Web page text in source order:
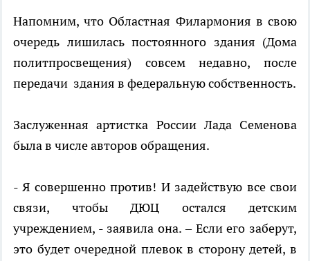
Напомним, что Областная Филармония в свою
очередь лишилась постоянного здания (Дома
политпросвещения) совсем недавно, после
передачи здания в федеральную собственность.
Заслуженная артистка России Лада Семенова
была в числе авторов обращения.
- Я совершенно против! И задействую все свои
связи, чтобы ДЮЦ остался детским
учреждением, - заявила она. – Если его заберут,
это будет очередной плевок в сторону детей, в